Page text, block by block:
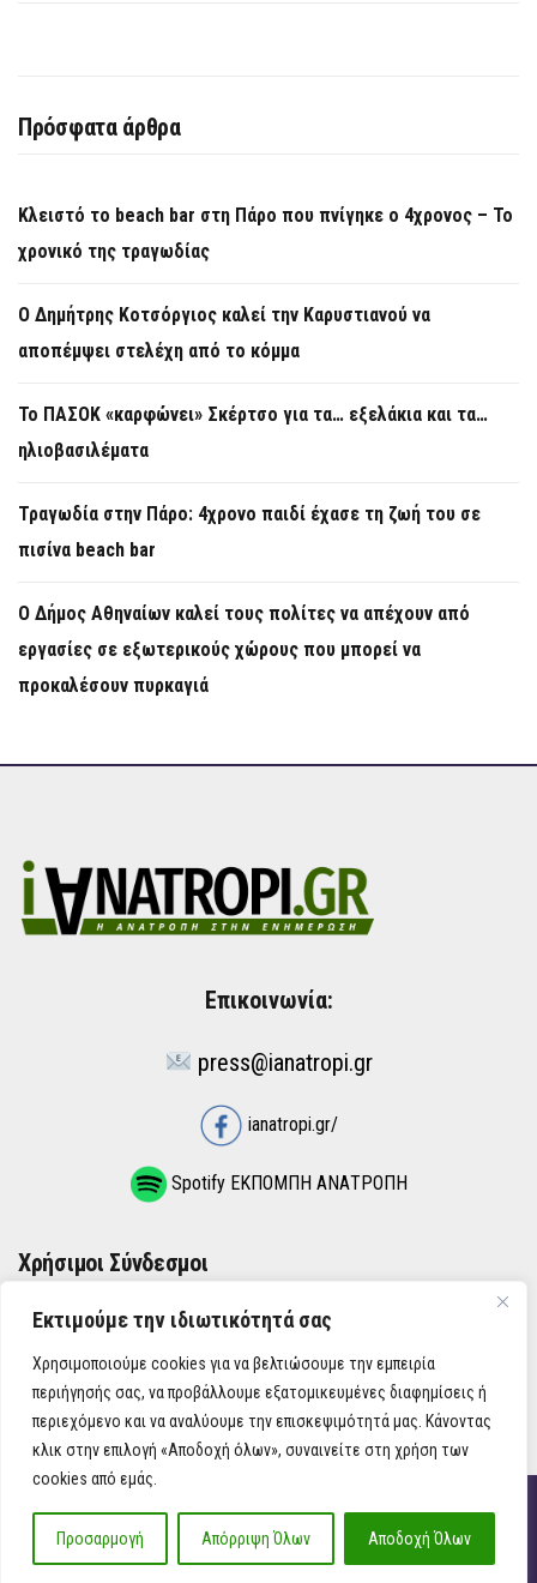
Εκτιμούμε την ιδιωτικότητά σας
Χρησιμοποιούμε cookies για να βελτιώσουμε την εμπειρία
περιήγησής σας, να προβάλλουμε εξατομικευμένες διαφημίσεις ή
περιεχόμενο και να αναλύουμε την επισκεψιμότητά μας. Κάνοντας
κλικ στην επιλογή «Αποδοχή όλων», συναινείτε στη χρήση των
cookies από εμάς.
Προσαρμογή Απόρριψη Όλων Αποδοχή Όλων
Πρόσφατα άρθρα
Κλειστό το beach bar στη Πάρο που πνίγηκε ο 4χρονος – Το
χρονικό της τραγωδίας
O Δημήτρης Κοτσόργιος καλεί την Καρυστιανού να
αποπέμψει στελέχη από το κόμμα
Το ΠΑΣΟΚ «καρφώνει» Σκέρτσο για τα… εξελάκια και τα…
ηλιοβασιλέματα
Τραγωδία στην Πάρο: 4χρονο παιδί έχασε τη ζωή του σε
πισίνα beach bar
Ο Δήμος Αθηναίων καλεί τους πολίτες να απέχουν από
εργασίες σε εξωτερικούς χώρους που μπορεί να
προκαλέσουν πυρκαγιά
Επικοινωνία:
press@ianatropi.gr
ianatropi.gr/
Spotify ΕΚΠΟΜΠΗ ΑΝΑΤΡΟΠΗ
Χρήσιμοι Σύνδεσμοι
ΌΡΟΙ ΧΡΉΣΗΣ
ΠΟΛΙΤΙΚΉ ΑΠΟΡΡΉΤΟΥ
iAnatropi ©
Η Ανατροπή στην Ενημέρωση, την Πολιτική, την Καθημερινότητα